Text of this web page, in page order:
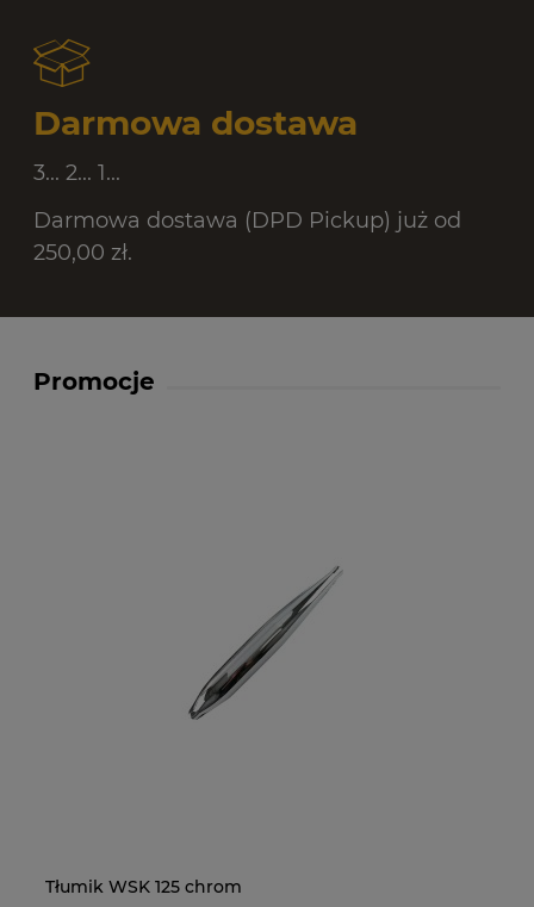
Darmowa dostawa
3... 2... 1...
Darmowa dostawa (DPD Pickup) już od
250,00 zł.
Promocje
Tłumik WSK 125 chrom